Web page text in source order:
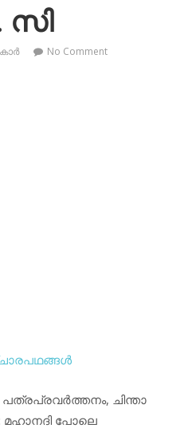
സി
No Comment
പത്രപ്രവര്‍ത്തനം, ചിന്താ
മഹാനദി പോലെ